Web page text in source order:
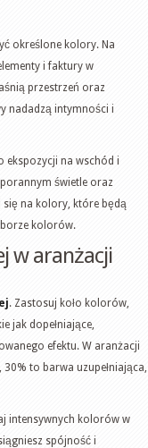
określone kolory. Na
i faktury w
przestrzeń oraz
nadadzą intymności i
ekspozycji na wschód i
świetle oraz
się na kolory, które będą
kolorów.
w aranżacji
. Zastosuj koło kolorów,
jak dopełniające,
efektu. W aranżacji
to barwa uzupełniająca,
intensywnych kolorów w
spójność i